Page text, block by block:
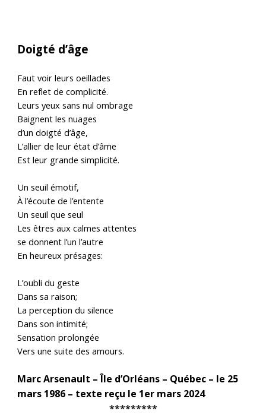
Doigté d’âge
Faut voir leurs oeillades
En reflet de complicité.
Leurs yeux sans nul ombrage
Baignent les nuages
d’un doigté d’âge,
L’allier de leur état d’âme
Est leur grande simplicité.
Un seuil émotif,
À l’écoute de l’entente
Un seuil que seul
Les êtres aux calmes attentes
se donnent l’un l’autre
En heureux présages:
L’oubli du geste
Dans sa raison;
La perception du silence
Dans son intimité;
Sensation prolongée
Vers une suite des amours.
Marc Arsenault – Île d’Orléans – Québec – le 25
mars 1986 – texte reçu le 1er mars 2024
*********